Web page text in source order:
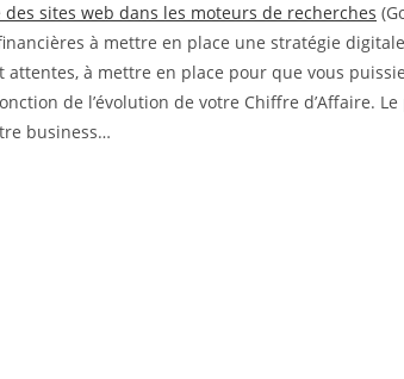
sites web dans les moteurs de recherches
à mettre en place une stratégie
à mettre en place pour que vous
de l’évolution de votre Chiffre d’Affaire.
business…